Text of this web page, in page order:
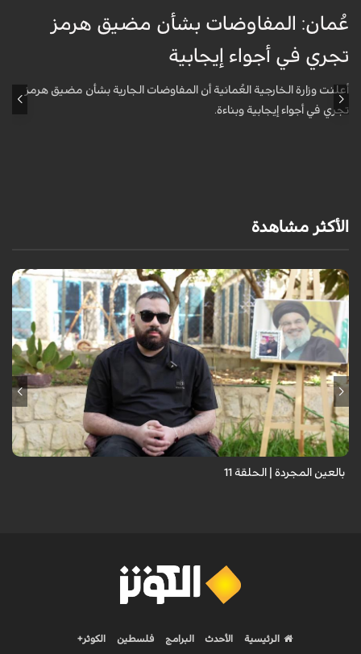
عُمان: المفاوضات بشأن مضيق هرمز
تجري في أجواء إيجابية
أعلنت وزارة الخارجية العُمانية أن المفاوضات الجارية بشأن مضيق هرمز
تجري في أجواء إيجابية وبناءة.
الأكثر مشاهدة
برنامج "بالعين المجردة" هو توثيق إنسانيٌّ شجاعٌ للحياة تحت وطأة الحرب،
حيث نستمع فيه إلى شهاداتٍ حيّةٍ لأشخاص عايشوا التفجيرات والدمار، فنرى
بعيونهم ت...
بالعين المجردة | الحلقة 11
الرئيسية الأحدث البرامج فلسطين الكوثر+